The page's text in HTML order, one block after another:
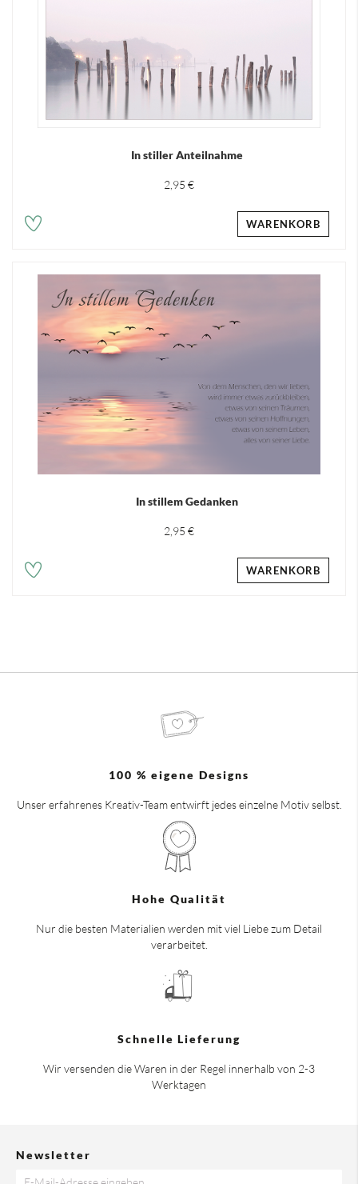
In stiller Anteilnahme
2,95 €
WARENKORB
In stillem Gedanken
2,95 €
WARENKORB
100 % eigene Designs
Unser erfahrenes Kreativ-Team entwirft jedes einzelne Motiv selbst.
Hohe Qualität
Nur die besten Materialien werden mit viel Liebe zum Detail
verarbeitet.
Schnelle Lieferung
Wir versenden die Waren in der Regel innerhalb von 2-3
Werktagen
Newsletter